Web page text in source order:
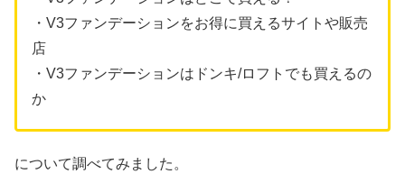
・V3ファンデーションをお得に買えるサイトや販売
店
・V3ファンデーションはドンキ/ロフトでも買えるの
か
について調べてみました。